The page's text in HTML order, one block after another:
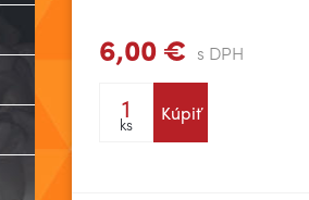
6,00 € s DPH
ks Kúpiť
Zobraziť viac